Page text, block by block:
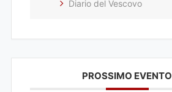
Diario del Vescovo
PROSSIMO EVENTO